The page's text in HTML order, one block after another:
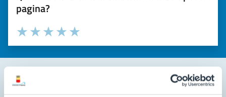
pagina?
Valuta la chiarezza delle informazioni (da 1 a 5 stelle)
Seleziona il numero di stelle per valutare la chiarezza delle
Valuta 5 stelle su 5
Valuta 4 stelle su 5
Valuta 3 stelle su 5
Valuta 2 stelle su 5
Valuta 1 stelle su 5